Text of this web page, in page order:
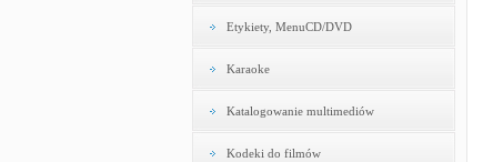
Etykiety, MenuCD/DVD
Karaoke
Katalogowanie multimediów
Kodeki do filmów